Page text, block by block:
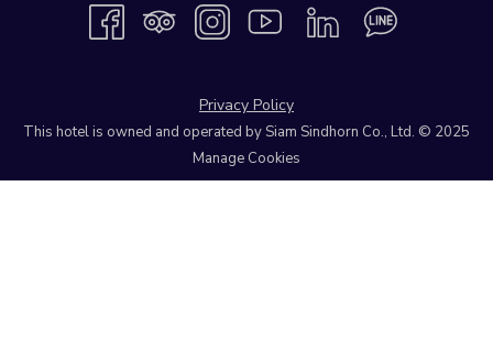
Privacy Policy
This hotel is owned and operated by Siam Sindhorn Co., Ltd. © 2025
Manage Cookies